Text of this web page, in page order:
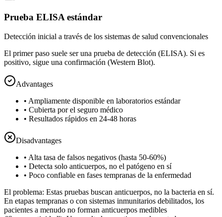
Prueba ELISA estándar
Detección inicial a través de los sistemas de salud convencionales
El primer paso suele ser una prueba de detección (ELISA). Si es
positivo, sigue una confirmación (Western Blot).
Advantages
• Ampliamente disponible en laboratorios estándar
• Cubierta por el seguro médico
• Resultados rápidos en 24-48 horas
Disadvantages
• Alta tasa de falsos negativos (hasta 50-60%)
• Detecta solo anticuerpos, no el patógeno en sí
• Poco confiable en fases tempranas de la enfermedad
El problema: Estas pruebas buscan anticuerpos, no la bacteria en sí.
En etapas tempranas o con sistemas inmunitarios debilitados, los
pacientes a menudo no forman anticuerpos medibles